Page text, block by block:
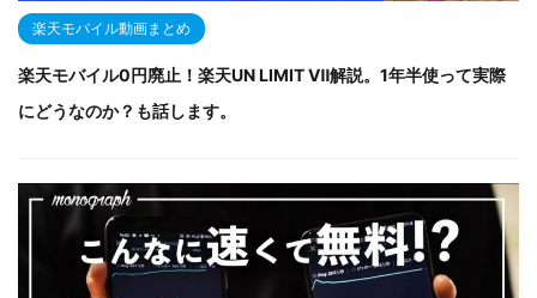
楽天モバイル動画まとめ
楽天モバイル0円廃止！楽天UN LIMIT Ⅶ解説。1年半使って実際
にどうなのか？も話します。